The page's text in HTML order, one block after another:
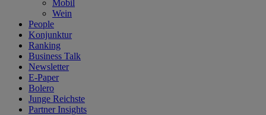
Mobil
Wein
People
Konjunktur
Ranking
Business Talk
Newsletter
E-Paper
Bolero
Junge Reichste
Partner Insights